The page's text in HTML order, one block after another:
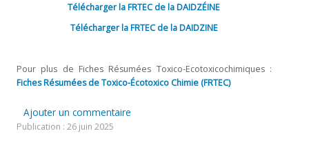
Télécharger la FRTEC de la DAIDZÉINE
Télécharger la FRTEC de la DAIDZINE
Pour plus de Fiches Résumées Toxico-Ecotoxicochimiques :
Fiches Résumées de Toxico-Écotoxico Chimie (FRTEC)
Ajouter un commentaire
Publication : 26 juin 2025